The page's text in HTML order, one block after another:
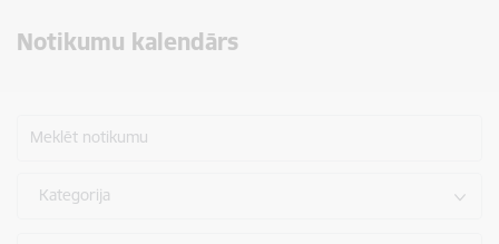
Notikumu kalendārs
Meklēt notikumu
Kategorija